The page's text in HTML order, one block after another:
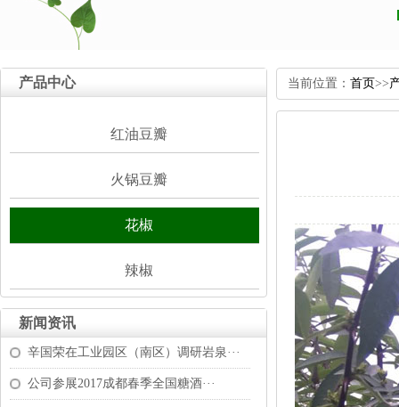
产品中心
红油豆瓣
火锅豆瓣
花椒
辣椒
新闻资讯
辛国荣在工业园区（南区）调研岩泉···
公司参展2017成都春季全国糖酒···
当前位置： 首页>>